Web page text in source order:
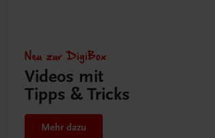
Neu zur DigiBox
Videos mit
Tipps & Tricks
Mehr dazu